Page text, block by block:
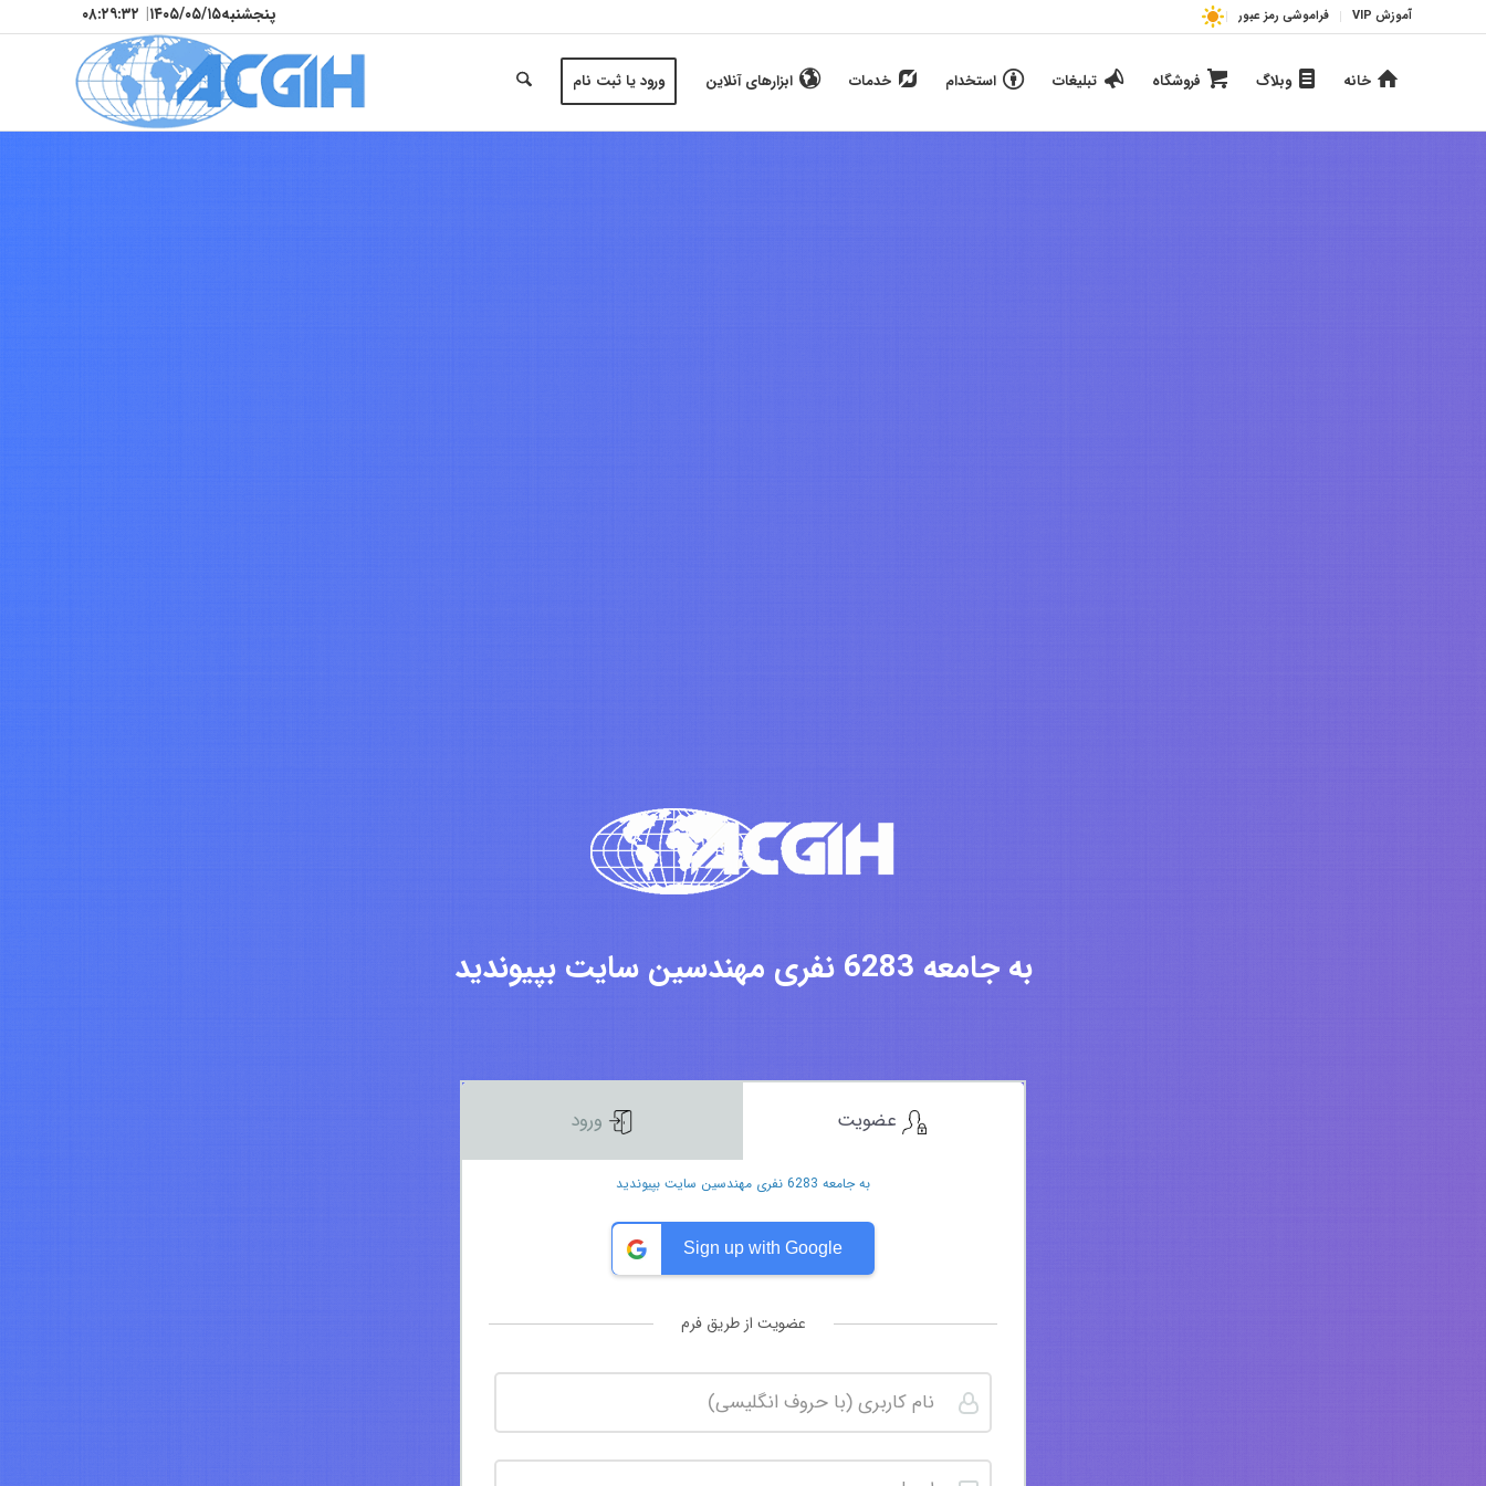
آموزش VIP فراموشی رمز عبور پنجشنبه۱۴۰۵/۰۵/۱۵| ۰۸:۲۹:۳۵
خانه وبلاگ فروشگاه تبلیغات استخدام خدمات ابزارهای آنلاین ورود یا ثبت نام
به جامعه 6283 نفری مهندسین سایت بپیوندید
به جامعه 6283 نفری مهندسین سایت بپیوندید
Sign up with Google
عضویت از طریق فرم